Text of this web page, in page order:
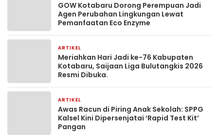
GOW Kotabaru Dorong Perempuan Jadi
Agen Perubahan Lingkungan Lewat
Pemanfaatan Eco Enzyme
ARTIKEL
Meriahkan Hari Jadi ke-76 Kabupaten
Kotabaru, Saijaan Liga Bulutangkis 2026
Resmi Dibuka.
ARTIKEL
Awas Racun di Piring Anak Sekolah: SPPG
Kalsel Kini Dipersenjatai ‘Rapid Test Kit’
Pangan